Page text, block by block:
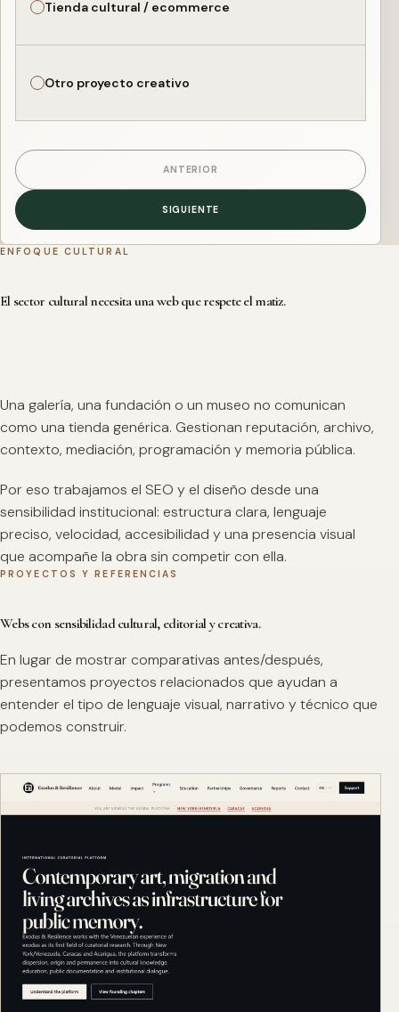
Tienda cultural / ecommerce
Otro proyecto creativo
ANTERIOR
SIGUIENTE
ENFOQUE CULTURAL
El sector cultural necesita una web que respete el matiz.
Una galería, una fundación o un museo no comunican
como una tienda genérica. Gestionan reputación, archivo,
contexto, mediación, programación y memoria pública.
Por eso trabajamos el SEO y el diseño desde una
sensibilidad institucional: estructura clara, lenguaje
preciso, velocidad, accesibilidad y una presencia visual
que acompañe la obra sin competir con ella.
PROYECTOS Y REFERENCIAS
Webs con sensibilidad cultural, editorial y creativa.
En lugar de mostrar comparativas antes/después,
presentamos proyectos relacionados que ayudan a
entender el tipo de lenguaje visual, narrativo y técnico que
podemos construir.